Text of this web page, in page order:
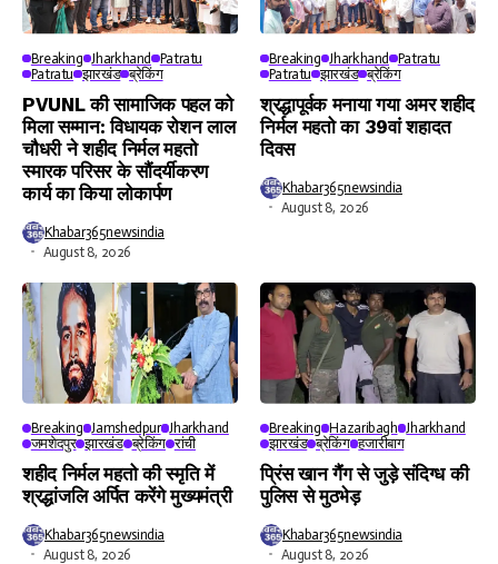
Breaking Jharkhand Patratu
Patratu झारखंड ब्रेकिंग
PVUNL की सामाजिक पहल को
मिला सम्मान: विधायक रोशन लाल
चौधरी ने शहीद निर्मल महतो
स्मारक परिसर के सौंदर्यीकरण
कार्य का किया लोकार्पण
Khabar365newsindia
August 8, 2026
Breaking Jharkhand Patratu
Patratu झारखंड ब्रेकिंग
श्रद्धापूर्वक मनाया गया अमर शहीद
निर्मल महतो का 39वां शहादत
दिवस
Khabar365newsindia
August 8, 2026
Breaking Jamshedpur Jharkhand
जमशेदपुर झारखंड ब्रेकिंग रांची
शहीद निर्मल महतो की स्मृति में
श्रद्धांजलि अर्पित करेंगे मुख्यमंत्री
Khabar365newsindia
August 8, 2026
Breaking Hazaribagh Jharkhand
झारखंड ब्रेकिंग हजारीबाग
प्रिंस खान गैंग से जुड़े संदिग्ध की
पुलिस से मुठभेड़
Khabar365newsindia
August 8, 2026